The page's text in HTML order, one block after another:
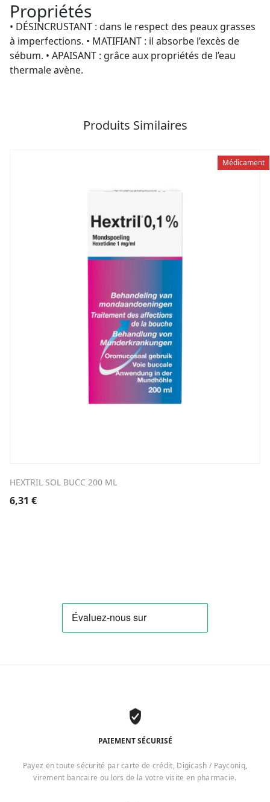
Propriétés
• DÉSINCRUSTANT : dans le respect des peaux grasses
à imperfections. • MATIFIANT : il absorbe l’excès de
sébum. • APAISANT : grâce aux propriétés de l’eau
thermale avène.
Produits Similaires
Médicament
HEXTRIL SOL BUCC 200 ML
6,31 €
PAIEMENT SÉCURISÉ
Payez en toute sécurité par carte de crédit, Digicash / Payconiq,
virement bancaire ou lors de la votre visite en pharmacie.